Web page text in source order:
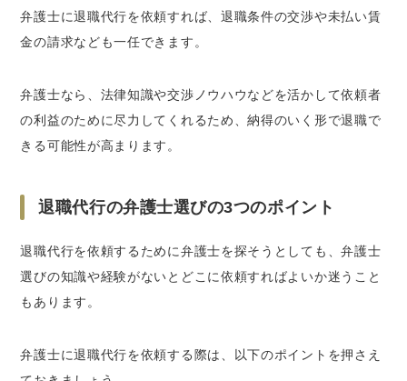
弁護士に退職代行を依頼すれば、退職条件の交渉や未払い賃
金の請求なども一任できます。
弁護士なら、法律知識や交渉ノウハウなどを活かして依頼者
の利益のために尽力してくれるため、納得のいく形で退職で
きる可能性が高まります。
退職代行の弁護士選びの3つのポイント
退職代行を依頼するために弁護士を探そうとしても、弁護士
選びの知識や経験がないとどこに依頼すればよいか迷うこと
もあります。
弁護士に退職代行を依頼する際は、以下のポイントを押さえ